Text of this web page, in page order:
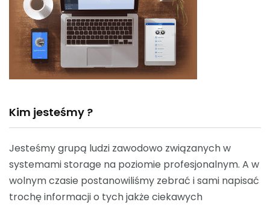
Kim jesteśmy ?
Jesteśmy grupą ludzi zawodowo związanych w
systemami storage na poziomie profesjonalnym. A w
wolnym czasie postanowiliśmy zebrać i sami napisać
trochę informacji o tych jakże ciekawych